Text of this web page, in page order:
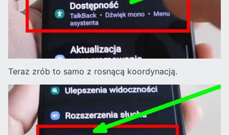
Teraz zrób to samo z rosnącą koordynacją.